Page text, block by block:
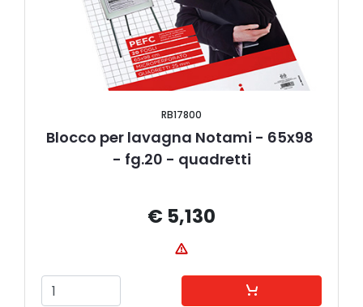
RB17800
Blocco per lavagna Notami - 65x98
- fg.20 - quadretti
€ 5,130